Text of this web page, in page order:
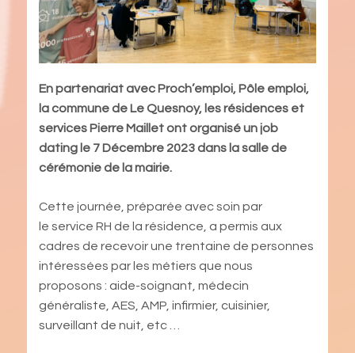
En partenariat avec Proch’emploi, Pôle emploi,
la commune de Le Quesnoy, les résidences et
services Pierre Maillet ont organisé un job
dating le 7 Décembre 2023 dans la salle de
cérémonie de la mairie.
Cette journée, préparée avec soin par
le service RH de la résidence, a permis aux
cadres de recevoir une trentaine de personnes
intéressées par les métiers que nous
proposons : aide-soignant, médecin
généraliste, AES, AMP, infirmier, cuisinier,
surveillant de nuit, etc …